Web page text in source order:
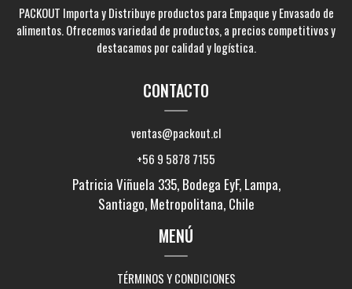
PACKOUT Importa y Distribuye productos para Empaque y Envasado de
alimentos. Ofrecemos variedad de productos, a precios competitivos y
destacamos por calidad y logística.
CONTACTO
ventas@packout.cl
+56 9 5878 7155
Patricia Viñuela 335, Bodega EyF, Lampa,
Santiago, Metropolitana, Chile
MENÚ
TÉRMINOS Y CONDICIONES